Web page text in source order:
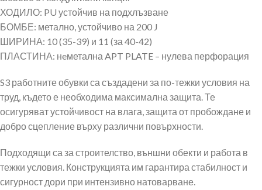
ХОДИЛО: PU устойчив на подхлъзване
БОМБЕ: метално, устойчиво на 200 J
ШИРИНА: 10 (35-39) и 11 (за 40-42)
ПЛАСТИНА: нeметална APT PLATE – нулева перфорация
S3 работните обувки са създадени за по-тежки условия на
труд, където е необходима максимална защита. Те
осигуряват устойчивост на влага, защита от пробождане и
добро сцепление върху различни повърхности.
Подходящи са за строителство, външни обекти и работа в
тежки условия. Конструкцията им гарантира стабилност и
сигурност дори при интензивно натоварване.